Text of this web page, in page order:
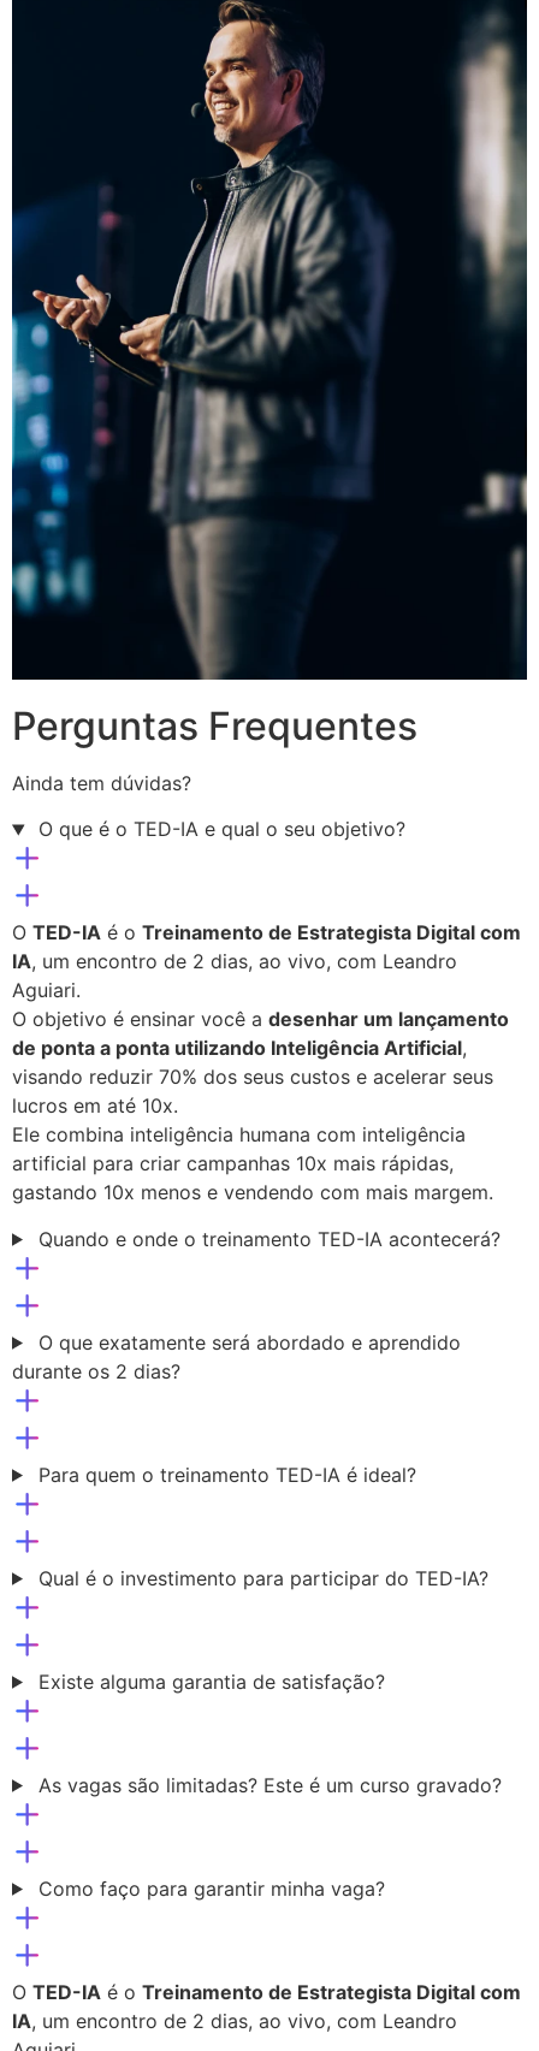
Perguntas Frequentes
Ainda tem dúvidas?
O que é o TED-IA e qual o seu objetivo?
O TED-IA é o Treinamento de Estrategista Digital com
IA, um encontro de 2 dias, ao vivo, com Leandro
Aguiari.
O objetivo é ensinar você a desenhar um lançamento
de ponta a ponta utilizando Inteligência Artificial,
visando reduzir 70% dos seus custos e acelerar seus
lucros em até 10x.
Ele combina inteligência humana com inteligência
artificial para criar campanhas 10x mais rápidas,
gastando 10x menos e vendendo com mais margem.
Quando e onde o treinamento TED-IA acontecerá?
O que exatamente será abordado e aprendido
durante os 2 dias?
Para quem o treinamento TED-IA é ideal?
Qual é o investimento para participar do TED-IA?
Existe alguma garantia de satisfação?
As vagas são limitadas? Este é um curso gravado?
Como faço para garantir minha vaga?
O TED-IA é o Treinamento de Estrategista Digital com
IA, um encontro de 2 dias, ao vivo, com Leandro